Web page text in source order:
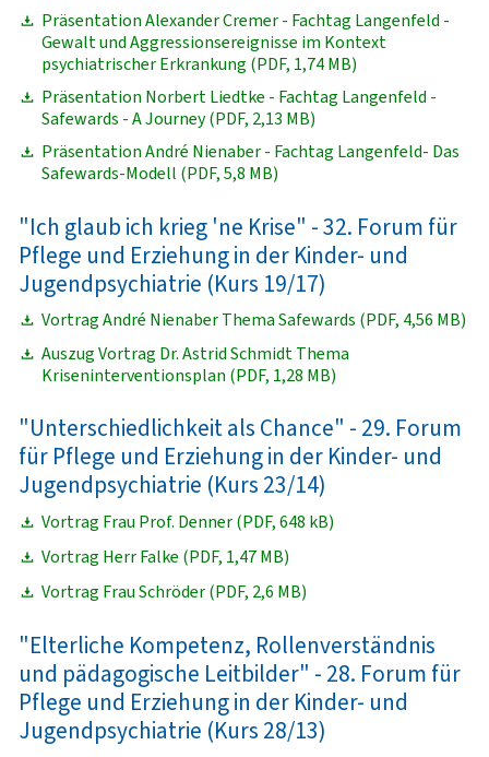
Präsentation Alexander Cremer - Fachtag Langenfeld -
Gewalt und Aggressionsereignisse im Kontext
psychiatrischer Erkrankung (PDF, 1,74 MB)
Präsentation Norbert Liedtke - Fachtag Langenfeld -
Safewards - A Journey (PDF, 2,13 MB)
Präsentation André Nienaber - Fachtag Langenfeld- Das
Safewards-Modell (PDF, 5,8 MB)
"Ich glaub ich krieg 'ne Krise" - 32. Forum für
Pflege und Erziehung in der Kinder- und
Jugendpsychiatrie (Kurs 19/17)
Vortrag André Nienaber Thema Safewards (PDF, 4,56 MB)
Auszug Vortrag Dr. Astrid Schmidt Thema
Kriseninterventionsplan (PDF, 1,28 MB)
"Unterschiedlichkeit als Chance" - 29. Forum
für Pflege und Erziehung in der Kinder- und
Jugendpsychiatrie (Kurs 23/14)
Vortrag Frau Prof. Denner (PDF, 648 kB)
Vortrag Herr Falke (PDF, 1,47 MB)
Vortrag Frau Schröder (PDF, 2,6 MB)
"Elterliche Kompetenz, Rollenverständnis
und pädagogische Leitbilder" - 28. Forum für
Pflege und Erziehung in der Kinder- und
Jugendpsychiatrie (Kurs 28/13)